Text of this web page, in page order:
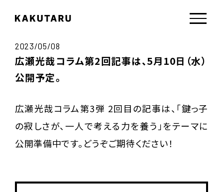
広瀬光哉コラム第2回記事は、5月10日（水）
公開予定。
2023/05/08
広瀬光哉コラム第3弾 2回目の記事は、「鍵っ子
の寂しさが、一人で考える力を養う」をテーマに
公開準備中です。どうぞご期待ください！